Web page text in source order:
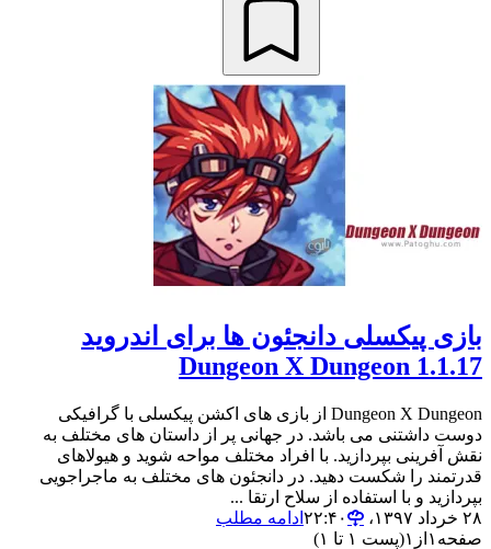
بازی پیکسلی دانجئون ها برای اندروید
Dungeon X Dungeon 1.1.17
Dungeon X Dungeon از بازی های اکشن پیکسلی با گرافیکی
دوست داشتنی می باشد. در جهانی پر از داستان های مختلف به
نقش آفرینی بپردازید. با افراد مختلف مواحه شوید و هیولاهای
قدرتمند را شکست دهید. در دانجئون های مختلف به ماجراجویی
بپردازید و با استفاده از سلاح ارتقا ...
۲۸ خرداد ۱۳۹۷،‏ ۲۲:۴۰
ادامه مطلب
صفحه ۱ از ۱(پست ۱ تا ۱)